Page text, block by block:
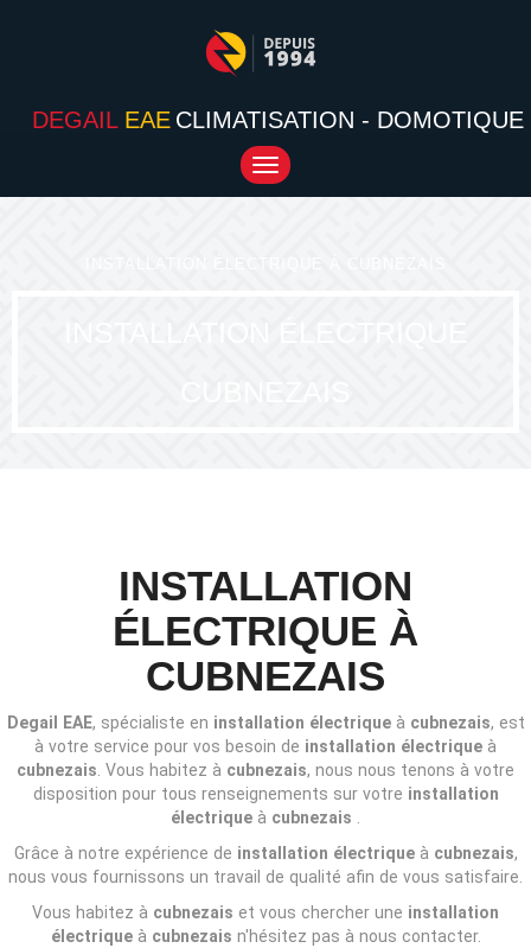
DEGAIL EAE CLIMATISATION - DOMOTIQUE
Toggle
navigation
INSTALLATION
ÉLECTRIQUE À
CUBNEZAIS
Degail EAE, spécialiste en installation électrique à cubnezais, est
à votre service pour vos besoin de installation électrique à
cubnezais . Vous habitez à cubnezais, nous nous tenons à votre
disposition pour tous renseignements sur votre installation
électrique à cubnezais
Grâce à notre expérience de installation électriqueà cubnezais,
nous vous fournissons un travail de qualité afin de vous satisfaire.
Vous habitez à cubnezais et vous chercher une installation
électrique à cubnezais n'hésitez pas à nous contacter.